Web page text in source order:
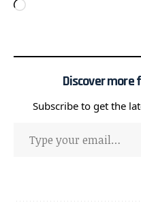
Discover more
Subscribe to get the